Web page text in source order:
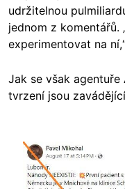
udržitelnou
jednom z komentářů.
experimentovat na
Jak se však
tvrzení jsou
Image